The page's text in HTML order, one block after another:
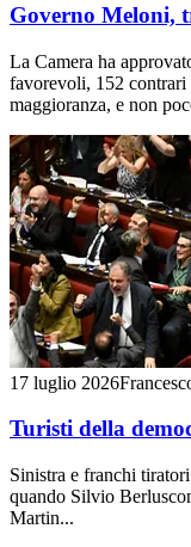
Governo Meloni,
La Camera ha
favorevoli, 152 contrari
maggioranza, e non
17 luglio 2026
Turisti della
Sinistra e franchi
quando Silvio
Martin...